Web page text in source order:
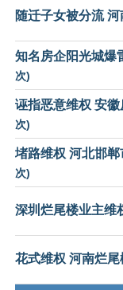
随迁子女被分流
知名房企阳光城爆
次)
诬指恶意维权 安
次)
堵路维权 河北邯
次)
深圳烂尾楼业主维
花式维权 河南烂